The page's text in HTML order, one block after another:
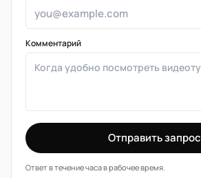
Комментарий
Отправить запрос
Ответ в течение часа в рабочее время.